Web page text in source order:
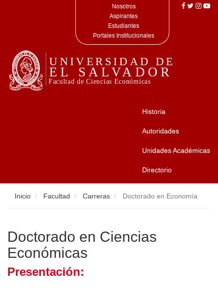
Nosotros
Aspirantes
Estudiantes
Portales Institucionales
Historia
Autoridades
Unidades Académicas
Directorio
Inicio Facultad Carreras Doctorado en Economía
Doctorado en Ciencias
Económicas
Presentación: